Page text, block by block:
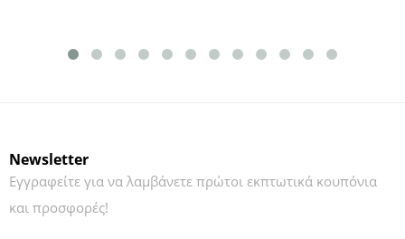
Newsletter
Εγγραφείτε για να λαμβάνετε πρώτοι εκπτωτικά κουπόνια
και προσφορές!